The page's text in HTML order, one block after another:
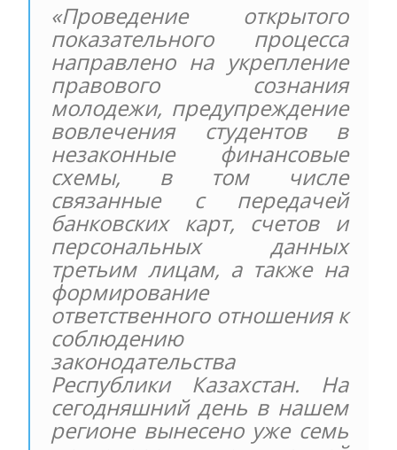
«Проведение открытого
показательного процесса
направлено на укрепление
правового сознания
молодежи, предупреждение
вовлечения студентов в
незаконные финансовые
схемы, в том числе
связанные с передачей
банковских карт, счетов и
персональных данных
третьим лицам, а также на
формирование
ответственного отношения к
соблюдению
законодательства
Республики Казахстан. На
сегодняшний день в нашем
регионе вынесено уже семь